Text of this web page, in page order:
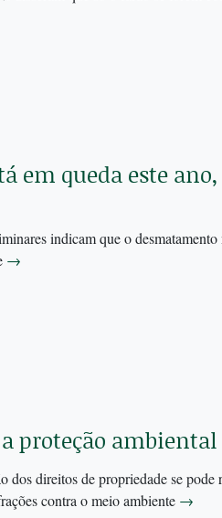
em queda este
indicam que o
→
proteção ambiental
dos direitos de propriedade se pode
contra o meio ambiente →